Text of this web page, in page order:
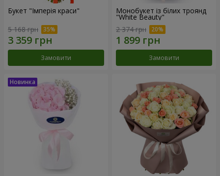
Букет "Імперія краси"
5 168 грн
Замовити
Монобукет із білих троянд
"White Beauty"
2 374 грн
Замовити